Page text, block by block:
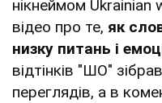
нікнеймом Ukrainian
відео про те, як
низку питань і
відтінків "ШО"
переглядів, а в